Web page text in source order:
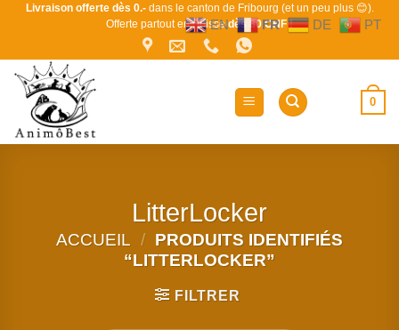
PasserLivraison offerte dès 0.-dans le canton de Fribourg (et un peu plus 😊).
Offerte partout en Suissedès 80 CHF !
0
LitterLocker
ACCUEIL / PRODUITS IDENTIFIÉS
“LITTERLOCKER”
FILTRER
EN FR DE PT